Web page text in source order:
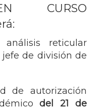
CURSO
reticular
de división de
de autorización
del 21 de